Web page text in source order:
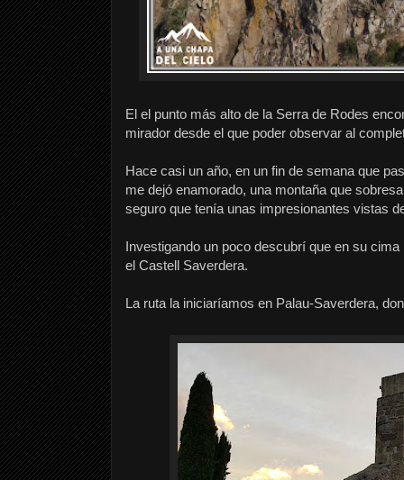
El el punto más alto de la Serra de Rodes
mirador desde el que poder observar al
Hace casi un año, en un fin de semana que
me dejó enamorado, una montaña que
seguro que tenía unas impresionantes vistas
Investigando un poco descubrí que en su
el Castell Saverdera.
La ruta la iniciaríamos en Palau-Saverdera,